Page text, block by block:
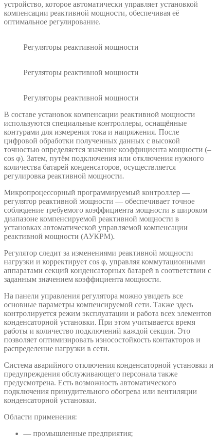
устройство, которое автоматически управляет установкой
компенсации реактивной мощности, обеспечивая её
оптимальное регулирование.
Регуляторы реактивной мощности
Регуляторы реактивной мощности
Регуляторы реактивной мощности
В составе установок компенсации реактивной мощности
используются специальные контроллеры, оснащённые
контурами для измерения тока и напряжения. После
цифровой обработки полученных данных с высокой
точностью определяется значение коэффициента мощности (–
cos φ). Затем, путём подключения или отключения нужного
количества батарей конденсаторов, осуществляется
регулировка реактивной мощности.
Микропроцессорный программируемый контроллер —
регулятор реактивной мощности — обеспечивает точное
соблюдение требуемого коэффициента мощности в широком
диапазоне компенсируемой реактивной мощности в
установках автоматической управляемой компенсации
реактивной мощности (АУКРМ).
Регулятор следит за изменениями реактивной мощности
нагрузки и корректирует cos φ, управляя коммутационными
аппаратами секций конденсаторных батарей в соответствии с
заданным значением коэффициента мощности.
На панели управления регулятора можно увидеть все
основные параметры компенсируемой сети. Также здесь
контролируется режим эксплуатации и работа всех элементов
конденсаторной установки. При этом учитывается время
работы и количество подключений каждой секции. Это
позволяет оптимизировать износостойкость контакторов и
распределение нагрузки в сети.
Система аварийного отключения конденсаторной установки и
предупреждения обслуживающего персонала также
предусмотрена. Есть возможность автоматического
подключения принудительного обогрева или вентиляции
конденсаторной установки.
Области применения:
— промышленные предприятия;